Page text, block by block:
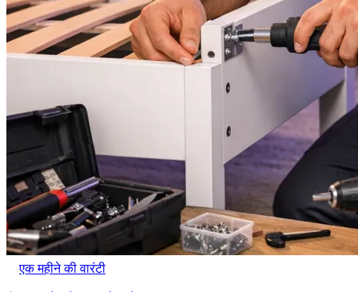
एक महीने की वारंटी